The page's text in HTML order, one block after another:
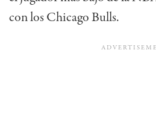
con los Chicago Bulls.